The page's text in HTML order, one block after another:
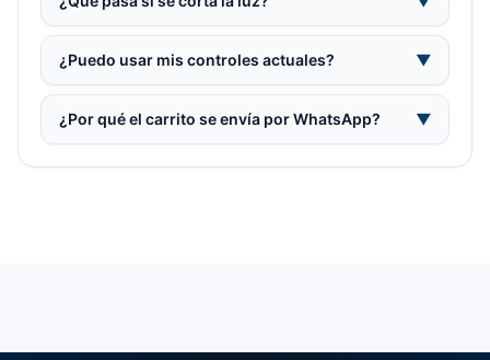
¿Puedo usar mis controles actuales? ▼
¿Por qué el carrito se envía por WhatsApp? ▼